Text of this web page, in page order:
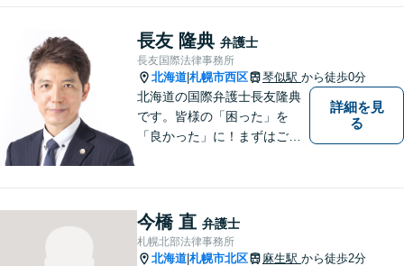
長友 隆典 弁護士
長友国際法律事務所
北海道 札幌市西区 琴似駅 から徒歩0分
北海道の国際弁護士長友隆典
です。皆様の「困った」を
「良かった」に！まずはご相
ています。 English available
英語対応可
詳細を見
る
今橋 直 弁護士
札幌北部法律事務所
北海道 札幌市北区 麻生駅 から徒歩2分